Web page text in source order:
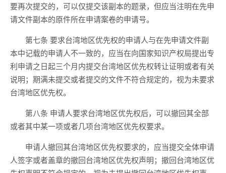
要再次提交的，可以仅提交该副本的题录，但应当注明在先申
请文件副本的原件所在申请案卷的申请号。
第七条 要求台湾地区优先权的申请人与在先申请文件副
本中记载的申请人不一致的，应当在向国家知识产权局提出专
利申请之日起三个月内提交台湾地区优先权转让证明或者有关
说明；期满未提交或者提交的文件不符合规定的，视为未要求
台湾地区优先权。
第八条 申请人要求台湾地区优先权后，可以撤回其全部
或者其中某一项或者几项台湾地区优先权要求。
申请人撤回其台湾地区优先权要求的，应当提交全体申请
人签字或者盖章的撤回台湾地区优先权声明；撤回台湾地区优